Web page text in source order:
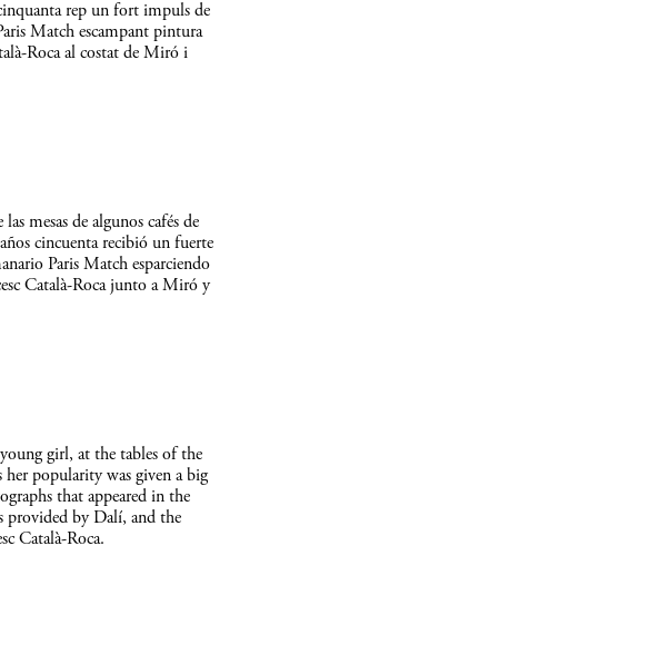
rep un fort impuls de
Match escampant pintura
Roca al costat de Miró i
mesas de algunos cafés de
cincuenta recibió un fuerte
Paris Match esparciendo
Català-Roca junto a Miró y
girl, at the tables of the
her popularity was given a big
that appeared in the
provided by Dalí, and the
Català-Roca.